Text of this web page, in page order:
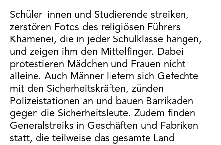
Schüler_innen und Studierende streiken,
zerstören Fotos des religiösen Führers
Khamenei, die in jeder Schulklasse hängen,
und zeigen ihm den Mittelfinger. Dabei
protestieren Mädchen und Frauen nicht
alleine. Auch Männer liefern sich Gefechte
mit den Sicherheitskräften, zünden
Polizeistationen an und bauen Barrikaden
gegen die Sicherheitsleute. Zudem finden
Generalstreiks in Geschäften und Fabriken
statt, die teilweise das gesamte Land